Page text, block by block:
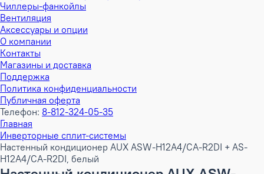
Чиллеры-фанкойлы
Вентиляция
Аксессуары и опции
О компании
Контакты
Магазины и доставка
Поддержка
Политика конфиденциальности
Публичная оферта
Телефон: 8-812-324-05-35
Главная
Инверторные сплит-системы
Настенный кондиционер AUX ASW-H12A4/CA-R2DI + AS-
H12A4/CA-R2DI, белый